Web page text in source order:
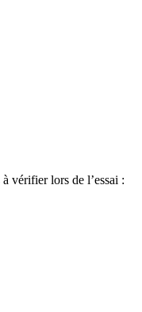
vérifier lors de l’essai :